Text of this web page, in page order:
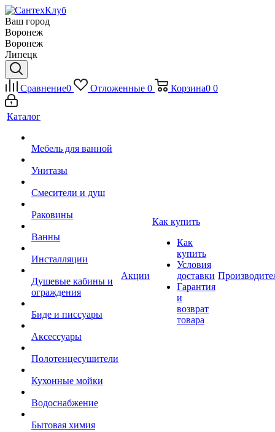
Ваш город
Воронеж
Воронеж
Липецк
Сравнение0 Отложенные 0 Корзина0 0
Каталог
Мебель для ванной
Унитазы
Смесители и душ
Раковины
Ванны
Инсталляции
Душевые кабины и
ограждения
Биде и писсуары
Аксессуары
Полотенцесушители
Кухонные мойки
Водоснабжение
Бытовая химия
Акции
Как купить
Как
купить
Условия
доставки
Гарантия
и
возврат
товара